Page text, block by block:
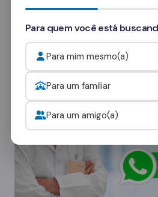
Onde procurar ajuda
Para quem você está
Para mim mesmo(a)
Para um familiar
Para um amigo(a)